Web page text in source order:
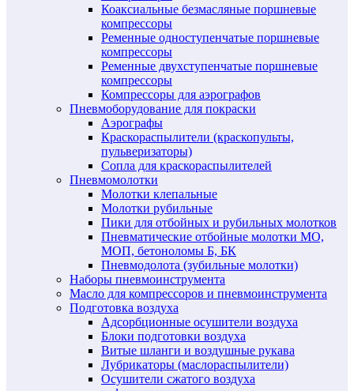
Коаксиальные безмасляные поршневые
компрессоры
Ременные одноступенчатые поршневые
компрессоры
Ременные двухступенчатые поршневые
компрессоры
Компрессоры для аэрографов
Пневмоборудование для покраски
Аэрографы
Краскораспылители (краскопульты,
пульверизаторы)
Сопла для краскораспылителей
Пневмомолотки
Молотки клепальные
Молотки рубильные
Пики для отбойных и рубильных молотков
Пневматические отбойные молотки МО,
МОП, бетоноломы Б, БК
Пневмодолота (зубильные молотки)
Наборы пневмоинструмента
Масло для компрессоров и пневмоинструмента
Подготовка воздуха
Адсорбционные осушители воздуха
Блоки подготовки воздуха
Витые шланги и воздушные рукава
Лубрикаторы (маслораспылители)
Осушители сжатого воздуха